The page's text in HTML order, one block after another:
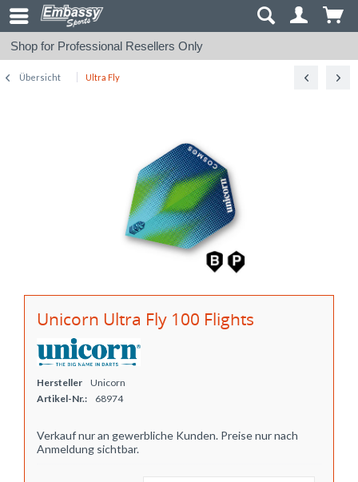
Shop for Professional Resellers Only
Übersicht Ultra Fly
Unicorn Ultra Fly 100 Flights
Hersteller
Unicorn
Artikel-Nr.:
68974
Verkauf nur an gewerbliche Kunden. Preise nur nach
Anmeldung sichtbar.